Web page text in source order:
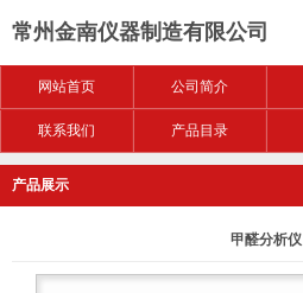
常州金南仪器制造有限公司
网站首页 公司简介
联系我们 产品目录
产品展示
甲醛分析仪